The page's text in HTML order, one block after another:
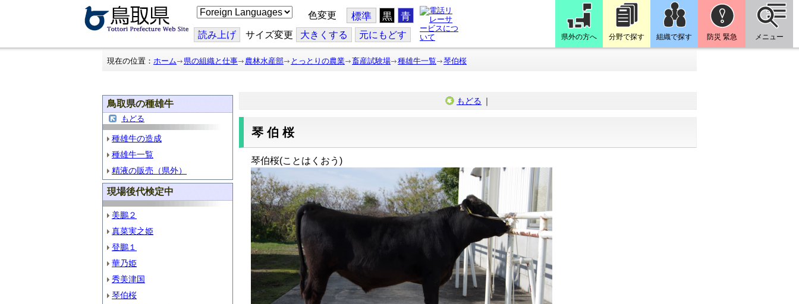
こ
の
ジ
を
翻
色変更 標準 黒 青
読み上げ サイズ変更 大きくする 元にもどす 県外の方へ 分野で探す 組織で探す 防災 緊急 メニュー
現在の位置： ホーム 県の組織と仕事 農林水産部 とっとりの農業 畜産試験場 種雄牛一覧 琴伯桜
鳥取県の種雄牛
もどる
種雄牛の造成
種雄牛一覧
精液の販売（県外）
現場後代検定中
美鵬２
真菜実之姫
登鵬１
華乃姫
秀美津国
琴伯桜
もどる ｜
琴伯桜
琴伯桜(ことはくおう )